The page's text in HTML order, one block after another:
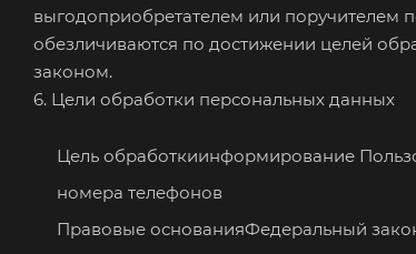
выгодоприобретателем или поручителем
обезличиваются по достижении целей
законом.
6. Цели обработки персональных данных
Цель обработкиинформирование
номера телефонов
Правовые основанияФедеральный